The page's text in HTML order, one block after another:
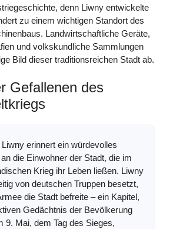
denn Liwny entwickelte
zu einem wichtigen Standort des
Landwirtschaftliche Geräte,
und volkskundliche Sammlungen
Bild dieser traditionsreichen Stadt ab.
Gefallenen des
erinnert ein würdevolles
die Einwohner der Stadt, die im
Krieg ihr Leben ließen. Liwny
von deutschen Truppen besetzt,
die Stadt befreite – ein Kapitel,
Gedächtnis der Bevölkerung
9. Mai, dem Tag des Sieges,